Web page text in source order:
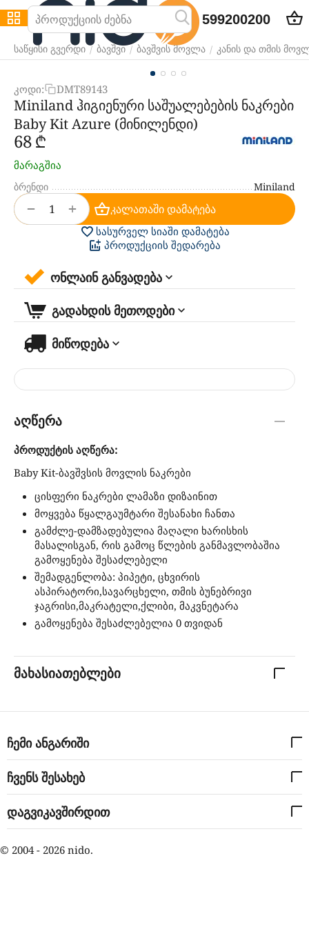
599200200
საწყისი გვერდი / ბავშვი / ბავშვის მოვლა / კანის და თმის
კოდი: DMT89143
Miniland ჰიგიენური საშუალებების ნაკრები
Baby Kit Azure (მინილენდი)
‍68‍₾
მარაგშია
ბრენდი Miniland
+
− კალათაში დამატება
სასურველ სიაში დამატება
პროდუქციის შედარება
ონლაინ განვადება
გადახდის მეთოდები
მიწოდება
აღწერა
პროდუქტის აღწერა:
Baby Kit-ბავშვსის მოვლის ნაკრები
ცისფერი ნაკრები ლამაზი დიზაინით
მოყვება წყალგაუმტარი შესანახი ჩანთა
გამძლე-დამზადებულია მაღალი ხარისხის
მასალისგან, რის გამოც წლების განმავლობაშია
გამოყენება შესაძლებელი
შემადგენლობა: პიპეტი, ცხვირის
ასპირატორი,სავარცხელი, თმის ბუნებრივი
ჯაგრისი,მაკრატელი,ქლიბი, მაკვნეტარა
გამოყენება შესაძლებელია 0 თვიდან
მახასიათებლები
ჩემი ანგარიში
ჩვენს შესახებ
დაგვიკავშირდით
© 2004 - 2026 nido.